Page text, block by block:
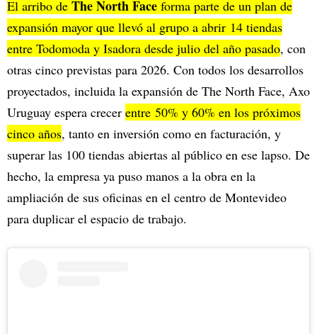
El arribo de The North Face forma parte de un plan de
expansión mayor que llevó al grupo a abrir 14 tiendas
entre Todomoda y Isadora desde julio del año pasado, con
otras cinco previstas para 2026. Con todos los desarrollos
proyectados, incluida la expansión de The North Face, Axo
Uruguay espera crecer entre 50% y 60% en los próximos
cinco años, tanto en inversión como en facturación, y
superar las 100 tiendas abiertas al público en ese lapso. De
hecho, la empresa ya puso manos a la obra en la
ampliación de sus oficinas en el centro de Montevideo
para duplicar el espacio de trabajo.